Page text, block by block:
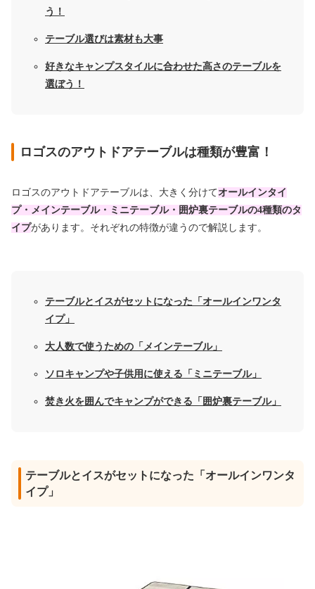
う！
テーブル選びは素材も大事
好きなキャンプスタイルに合わせた高さのテーブルを
選ぼう！
ロゴスのアウトドアテーブルは種類が豊富！
ロゴスのアウトドアテーブルは、大きく分けてオールインタイ
プ・メインテーブル・ミニテーブル・囲炉裏テーブルの4種類のタ
イプがあります。それぞれの特徴が違うので解説します。
テーブルとイスがセットになった「オールインワンタ
イプ」
大人数で使うための「メインテーブル」
ソロキャンプや子供用に使える「ミニテーブル」
焚き火を囲んでキャンプができる「囲炉裏テーブル」
テーブルとイスがセットになった「オールインワンタ
イプ」